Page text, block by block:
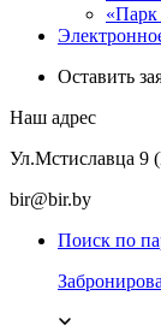
Оставить
Наш адрес
Ул.Мстиславца 9
bir@bir.by
Поиск по